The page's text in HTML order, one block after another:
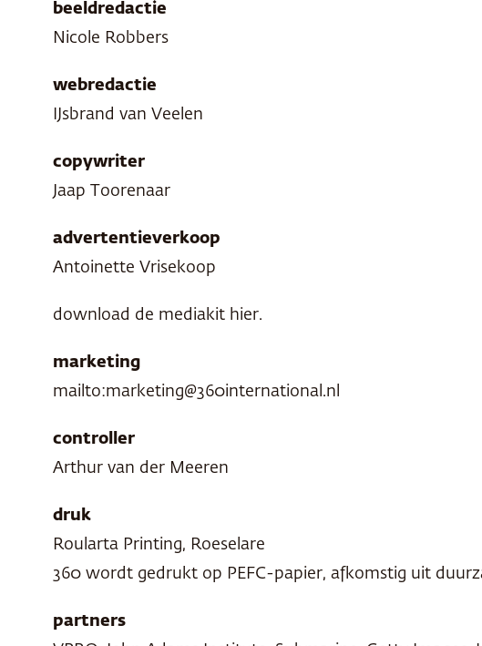
beeldredactie
Nicole Robbers
webredactie
IJsbrand van Veelen
copywriter
Jaap Toorenaar
advertentieverkoop
Antoinette Vrisekoop
download de mediakit hier.
marketing
mailto:marketing@360international.nl
controller
Arthur van der Meeren
druk
Roularta Printing, Roeselare
360 wordt gedrukt op PEFC-papier, afkomstig uit
partners